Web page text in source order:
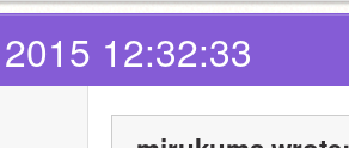
12:32:33